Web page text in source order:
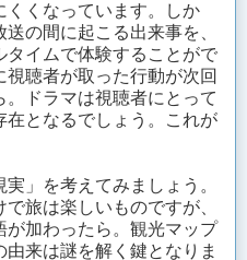
くくなっています。しか
の間に起こる出来事を、
タイムで体験することがで
聴者が取った行動が次回
ドラマは視聴者にとって
となるでしょう。これが
」を考えてみましょう。
旅は楽しいものですが、
が加わったら。観光マップ
来は謎を解く鍵となりま